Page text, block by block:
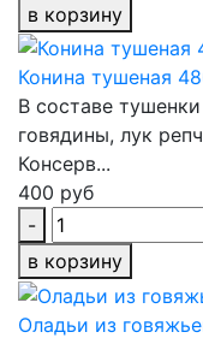
в корзину
Конина тушеная
В составе
говядины, лук
Консерв...
400 руб
-
в корзину
Оладьи из